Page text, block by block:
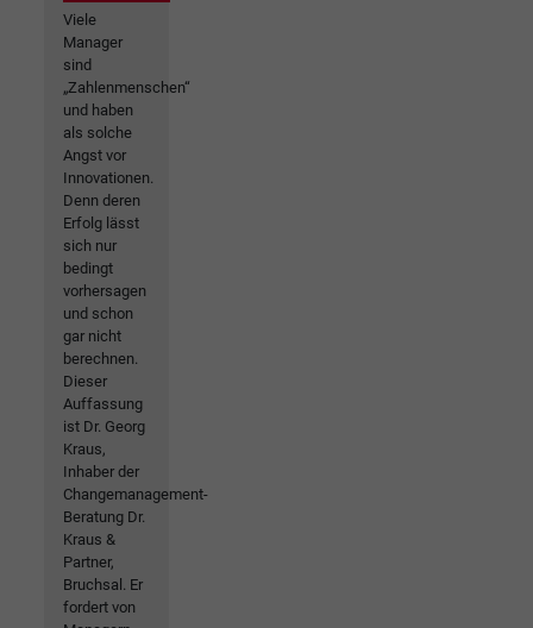
Viele
Manager
sind
„Zahlenmenschen“
und haben
als solche
Angst vor
Innovationen.
Denn deren
Erfolg lässt
sich nur
bedingt
vorhersagen
und schon
gar nicht
berechnen.
Dieser
Auffassung
ist Dr. Georg
Kraus,
Inhaber der
Changemanagement-
Beratung Dr.
Kraus &
Partner,
Bruchsal. Er
fordert von